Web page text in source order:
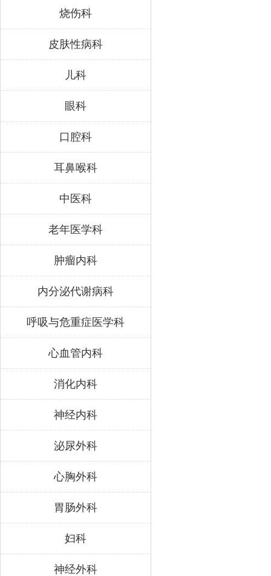
烧伤科
皮肤性病科
儿科
眼科
口腔科
耳鼻喉科
中医科
老年医学科
肿瘤内科
内分泌代谢病科
呼吸与危重症医学科
心血管内科
消化内科
神经内科
泌尿外科
心胸外科
胃肠外科
妇科
神经外科